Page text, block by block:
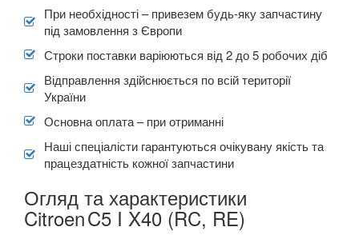
При необхідності – привезем будь-яку запчастину
під замовлення з Європи
Строки поставки варіюються від 2 до 5 робочих діб
Відправлення здійснюється по всій території
України
Основна оплата – при отриманні
Наші спеціалісти гарантуються очікувану якість та
працездатність кожної запчастини
Огляд та характеристики
CitroenC5 I X40 (RC, RE)